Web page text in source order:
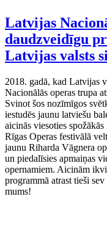
Latvijas
daudzveidīgu
Latvijas valsts
2018. gadā, kad Latvijas
Nacionālās operas trupa
Svinot šos nozīmīgos
iestudēs jaunu latviešu
aicinās viesoties
Rīgas Operas festivālā
jaunu Riharda Vāgnera
un piedalīsies apmaiņas
opernamiem. Aicinām
programmā atrast tieši
mums!